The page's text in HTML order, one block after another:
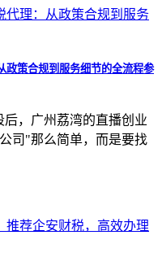
政策合规到服务细节的全流程参
，广州荔湾的直播创业
司"那么简单，而是要找